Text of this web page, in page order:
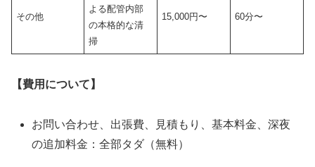
その他
よる配管内部
の本格的な清
掃
15,000円〜 60分〜
【費用について】
お問い合わせ、出張費、見積もり、基本料金、深夜
の追加料金：全部タダ（無料）